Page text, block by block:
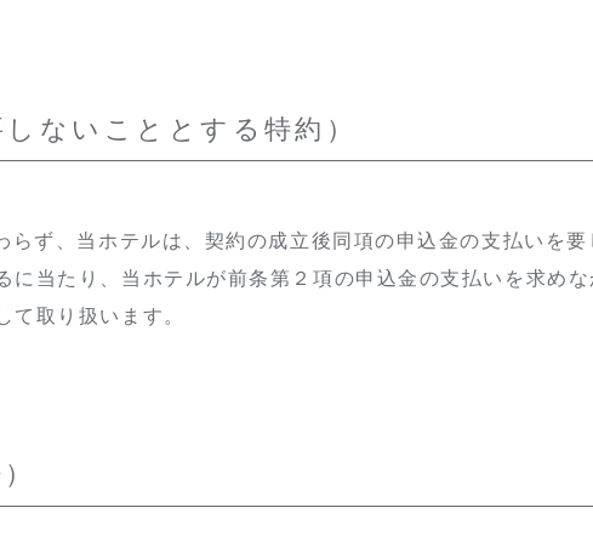
ないこととする特約）
ず、当ホテルは、契約の成立後同項の申込金の支払いを
当たり、当ホテルが前条第２項の申込金の支払いを求め
て取り扱います。